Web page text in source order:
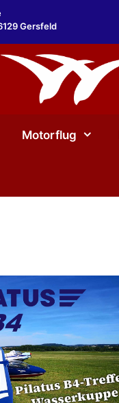
Gersfeld
Motorflug